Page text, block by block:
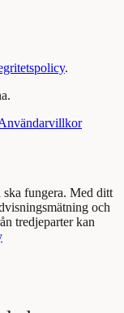
.
fungera. Med ditt
och
tredjeparter kan